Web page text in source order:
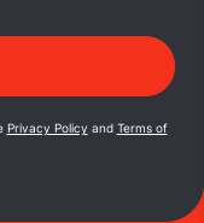
Privacy Policy and Terms of